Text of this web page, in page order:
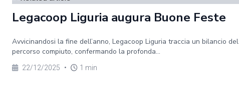
Legacoop Liguria augura Buone Feste
Avvicinandosi la fine dell’anno, Legacoop Liguria traccia un bilancio del
percorso compiuto, confermando la profonda...
22/12/2025 • 1 min